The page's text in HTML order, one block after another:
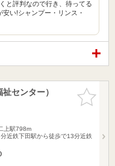
と評判なので行き、待ってる
い!シャンプー・リンス・
お気に入
りに追加
センター）
上駅798m
近鉄下田駅から徒歩で13分近鉄